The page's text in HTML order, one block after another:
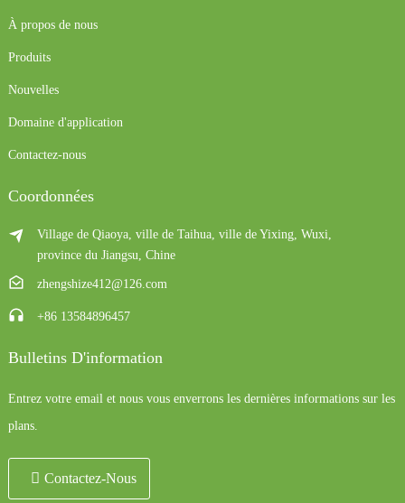
À propos de nous
Produits
Nouvelles
Domaine d'application
Contactez-nous
Coordonnées
Village de Qiaoya, ville de Taihua, ville de Yixing, Wuxi,
province du Jiangsu, Chine
zhengshize412@126.com
+86 13584896457
Bulletins D'information
Entrez votre email et nous vous enverrons les dernières informations sur les
plans.
Contactez-Nous